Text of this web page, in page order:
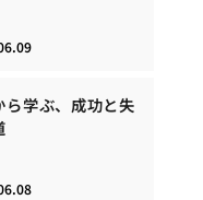
学ぶ、成功と失